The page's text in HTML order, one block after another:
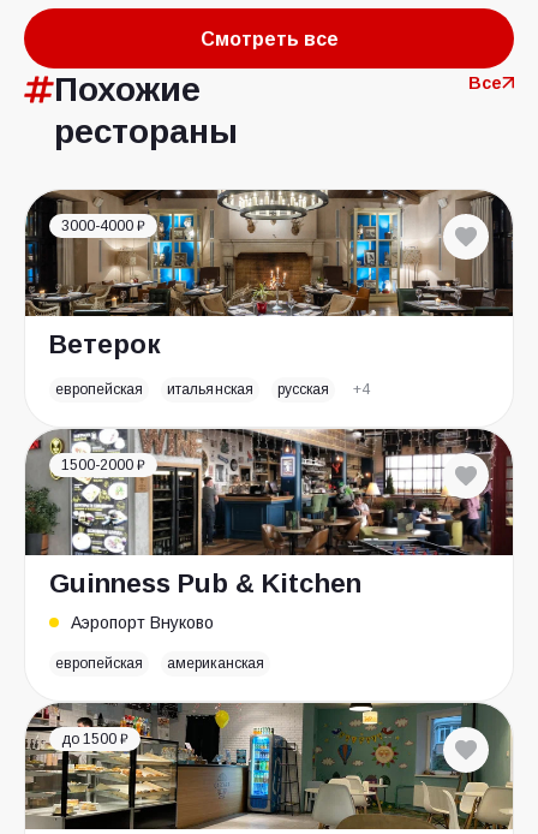
Смотреть все
Похожие
рестораны
Все
3000-4000 ₽
Ветерок
европейская итальянская русская +4
1500-2000 ₽
Guinness Pub & Kitchen
Аэропорт Внуково
европейская американская
до 1500 ₽